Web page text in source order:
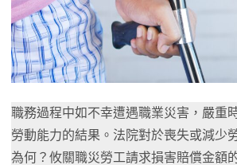
職務過程中如不幸遭遇職業災害，嚴重
勞動能力的結果。法院對於喪失或減少
為何？攸關職災勞工請求損害賠償金額